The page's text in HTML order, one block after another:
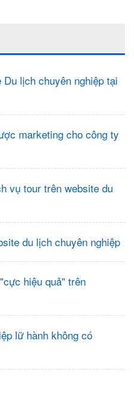
lịch chuyên nghiệp tại
marketing cho công ty
vụ tour trên website du
du lịch chuyên nghiệp
hiệu quả" trên
lữ hành không có